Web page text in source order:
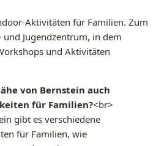
Aktivitäten für Familien. Zum
Jugendzentrum, in dem
und Aktivitäten
von Bernstein auch
für Familien?<br>
gibt es verschiedene
für Familien, wie